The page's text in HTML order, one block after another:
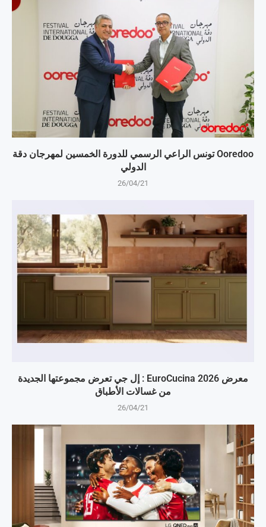
Ooredoo تونس الراعي الرسمي للدورة الخمسين لمهرجان دقة
الدولي
26/04/21
معرض EuroCucina 2026 : إل جي تعرض مجموعتها الجديدة
من غسالات الأطباق
26/04/21